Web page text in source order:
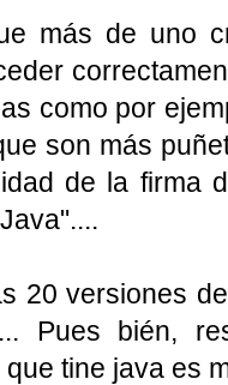
más de uno
como por
son más
de la firma
20 versiones
Pues bién,
tine java es